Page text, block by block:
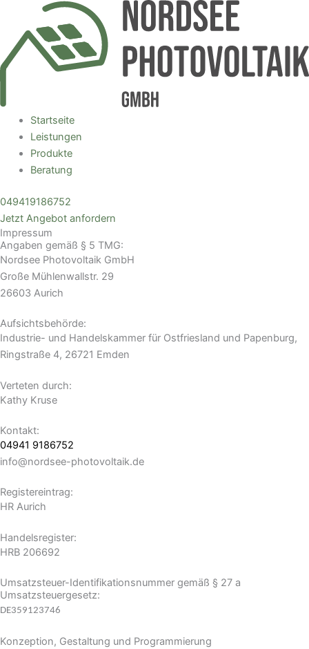
springen
Startseite
Leistungen
Produkte
Beratung
049419186752
Jetzt Angebot anfordern
Impressum
Angaben gemäß § 5 TMG​:
Nordsee Photovoltaik GmbH
Große Mühlenwallstr. 29
26603 Aurich
Aufsichtsbehörde:
Industrie- und Handelskammer für Ostfriesland und Papenburg,
Ringstraße 4, 26721 Emden
Verteten durch:
Kathy Kruse
Kontakt:
04941 9186752
info@nordsee-photovoltaik.de
Registereintrag:
HR Aurich
Handelsregister:
HRB 206692
Umsatzsteuer-Identifikationsnummer gemäß § 27 a
Umsatzsteuergesetz:
DE359123746
Konzeption, Gestaltung und Programmierung